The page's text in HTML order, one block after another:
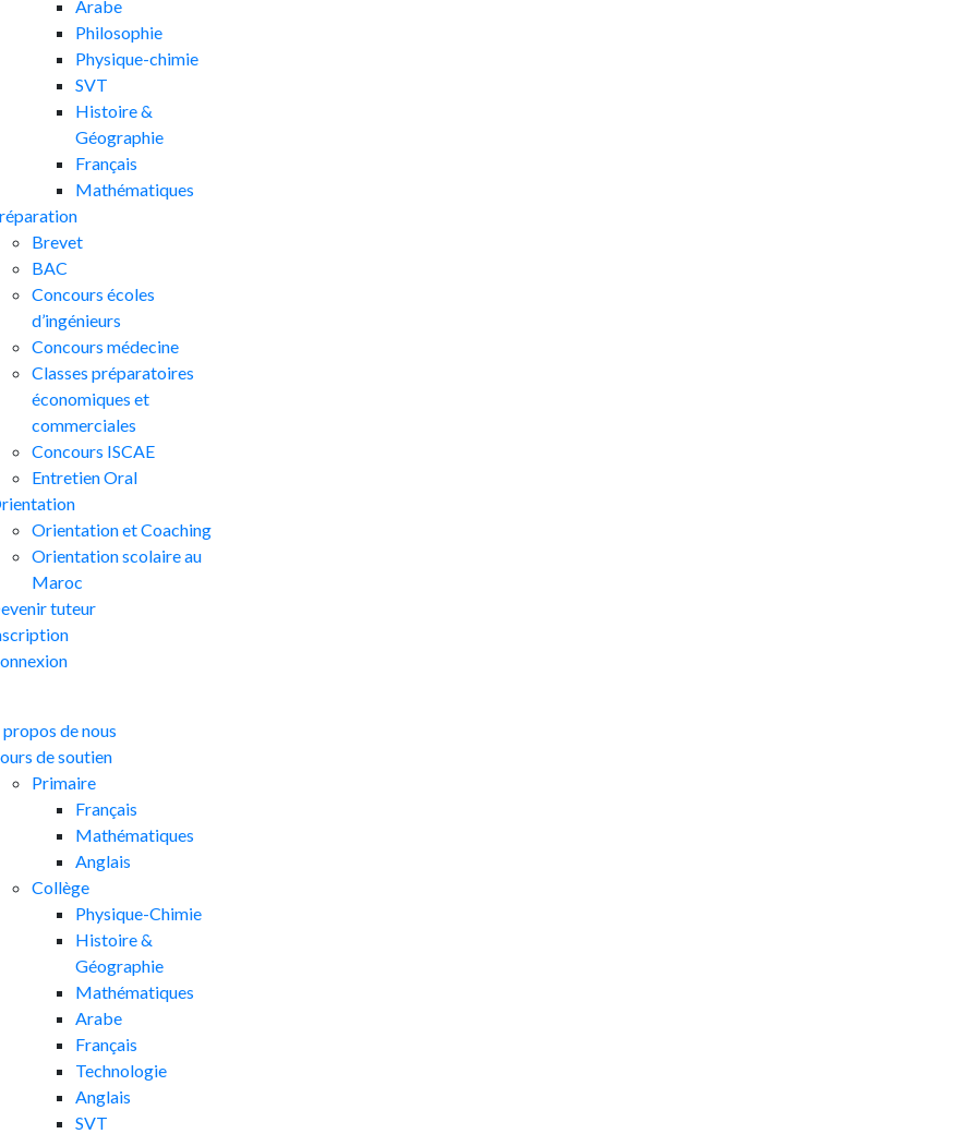
Arabe
Philosophie
Physique-chimie
SVT
Histoire &
Géographie
Français
Mathématiques
Brevet
BAC
Concours écoles
d’ingénieurs
Concours médecine
Classes préparatoires
économiques et
commerciales
Concours ISCAE
Entretien Oral
Orientation et Coaching
Orientation scolaire au
Maroc
tuteur
de nous
de soutien
Primaire
Français
Mathématiques
Anglais
Collège
Physique-Chimie
Histoire &
Géographie
Mathématiques
Arabe
Français
Technologie
Anglais
SVT